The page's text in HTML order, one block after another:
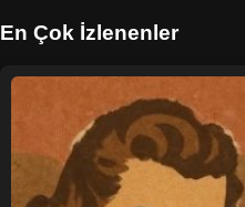
En Çok İzlenenler